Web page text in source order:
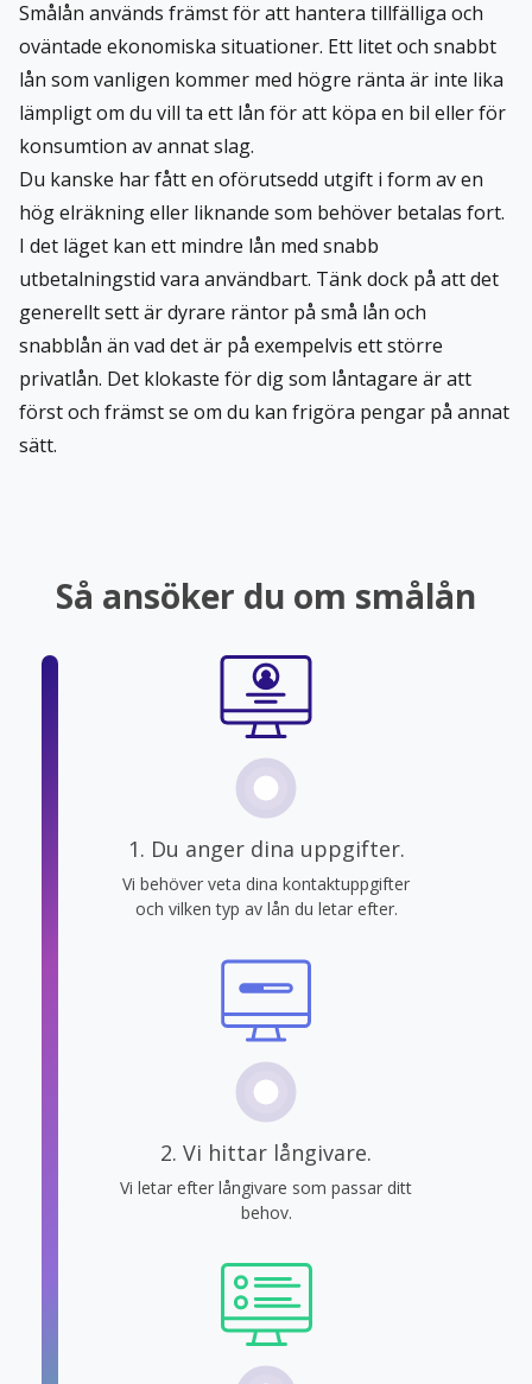
Smålån används främst för att hantera tillfälliga och
oväntade ekonomiska situationer. Ett litet och snabbt
lån som vanligen kommer med högre ränta är inte lika
lämpligt om du vill ta ett lån för att köpa en bil eller för
konsumtion av annat slag.
Du kanske har fått en oförutsedd utgift i form av en
hög elräkning eller liknande som behöver betalas fort.
I det läget kan ett mindre lån med snabb
utbetalningstid vara användbart. Tänk dock på att det
generellt sett är dyrare räntor på små lån och
snabblån än vad det är på exempelvis ett större
privatlån. Det klokaste för dig som låntagare är att
först och främst se om du kan frigöra pengar på annat
sätt.
Så ansöker du om smålån
1. Du anger dina uppgifter.
Vi behöver veta dina kontaktuppgifter
och vilken typ av lån du letar efter.
2. Vi hittar långivare.
Vi letar efter långivare som passar ditt
behov.